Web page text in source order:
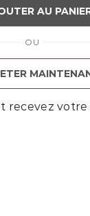
AU
OU
recevez votre